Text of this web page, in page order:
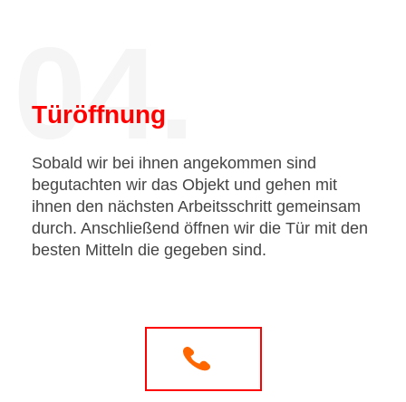
04.
Türöffnung
Sobald wir bei ihnen angekommen sind
begutachten wir das Objekt und gehen mit
ihnen den nächsten Arbeitsschritt gemeinsam
durch. Anschließend öffnen wir die Tür mit den
besten Mitteln die gegeben sind.